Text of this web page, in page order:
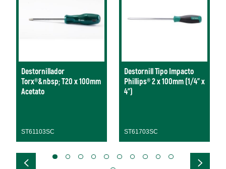
Destornillador
Torx®&nbsp; T20 x 100mm
Acetato
ST61103SC
Destornill Tipo Impacto
Phillips® 2 x 100mm (1/4" x
4")
ST61703SC